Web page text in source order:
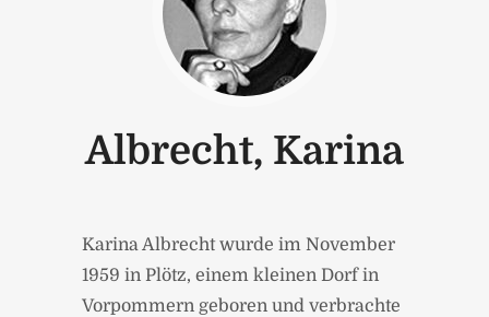
Albrecht, Karina
Karina Albrecht wurde im November
1959 in Plötz, einem kleinen Dorf in
Vorpommern geboren und verbrachte